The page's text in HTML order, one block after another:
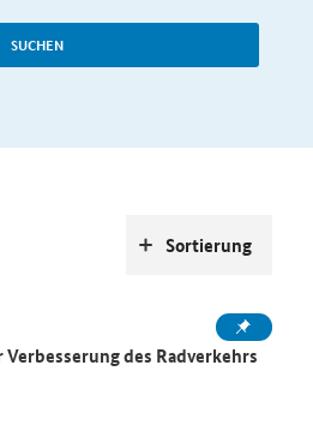
SUCHEN
des Radverkehrs
Sortierung